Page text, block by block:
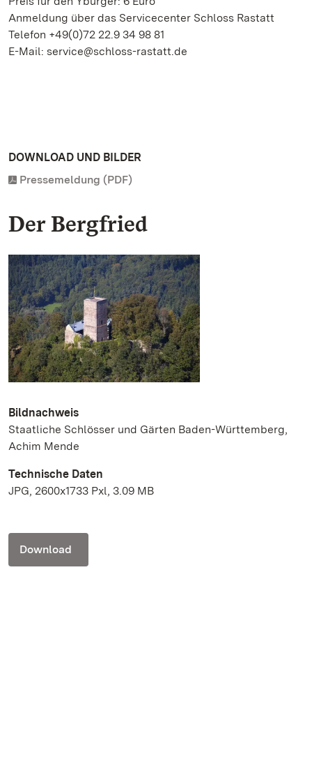
Anmeldung über das Servicecenter Schloss Rastatt
Telefon +49(0)72 22.9 34 98 81
E-Mail: service@schloss-rastatt.de
DOWNLOAD UND BILDER
Pressemeldung (PDF)
Der Bergfried
Bildnachweis
Staatliche Schlösser und Gärten Baden-Württemberg,
Achim Mende
Technische Daten
JPG, 2600x1733 Pxl, 3.09 MB
Download